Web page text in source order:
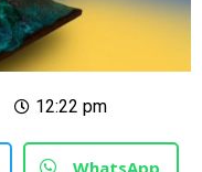
12:22 pm
WhatsApp